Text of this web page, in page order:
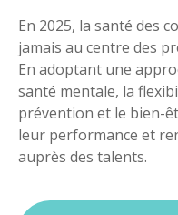
En 2025, la santé des
jamais au centre des
En adoptant une
santé mentale, la
prévention et le bien-
leur performance et
auprès des talents.